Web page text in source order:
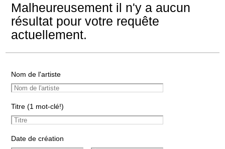
Malheureusement il n'y a aucun
résultat pour votre requête
actuellement.
Nom de l'artiste
Titre (1 mot-clé!)
Date de création